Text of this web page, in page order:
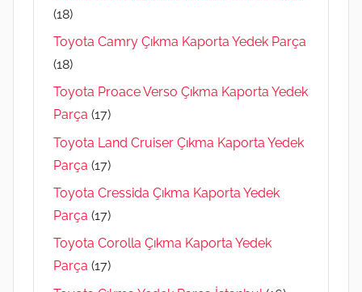
(18)
Toyota Camry Çıkma Kaporta Yedek Parça
(18)
Toyota Proace Verso Çıkma Kaporta Yedek
Parça (17)
Toyota Land Cruiser Çıkma Kaporta Yedek
Parça (17)
Toyota Cressida Çıkma Kaporta Yedek
Parça (17)
Toyota Corolla Çıkma Kaporta Yedek
Parça (17)